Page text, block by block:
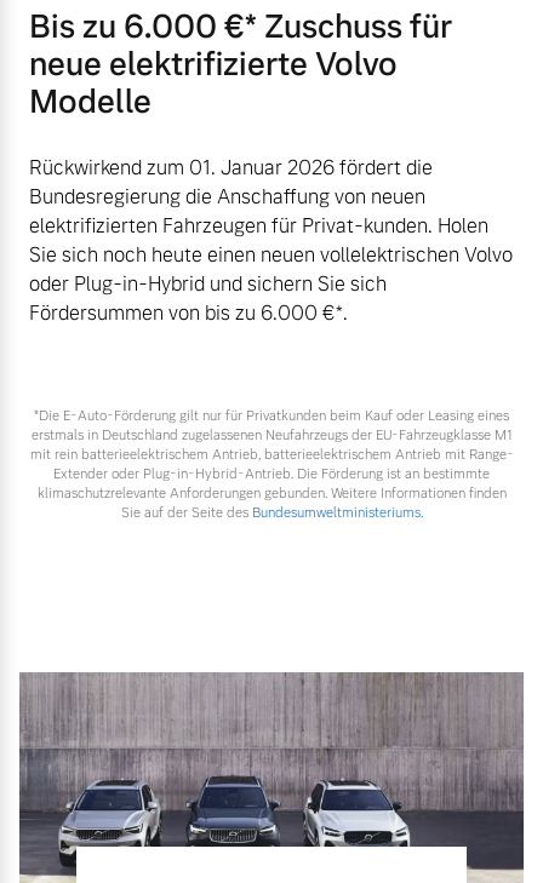
Bis zu 6.000 €⁠* Zuschuss für
neue elektrifizierte Volvo
Modelle
Rückwirkend zum 01. Januar 2026 fördert die
Bundesregierung die Anschaffung von neuen
elektrifizierten Fahrzeugen für Privat-kunden. Holen
Sie sich noch heute einen neuen vollelektrischen Volvo
oder Plug-in-Hybrid und sichern Sie sich
Fördersummen von bis zu 6.000 €⁠*.
*Die E‑Auto-Förderung gilt nur für Privatkunden beim Kauf oder Leasing eines
erstmals in Deutschland zugelassenen Neufahrzeugs der EU-Fahrzeugklasse M1
mit rein batterieelektrischem Antrieb, batterieelektrischem Antrieb mit Range-
Extender oder Plug-in-Hybrid-Antrieb. Die Förderung ist an bestimmte
klimaschutzrelevante Anforderungen gebunden. Weitere Informationen finden
Sie auf der Seite des Bundesumweltministeriums.